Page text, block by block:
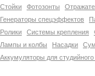
Стойки
Фотозонты
Генераторы спецэффектов
Ролики
Системы крепления
Лампы и колбы
Насадки
Аккумуляторы для студийного